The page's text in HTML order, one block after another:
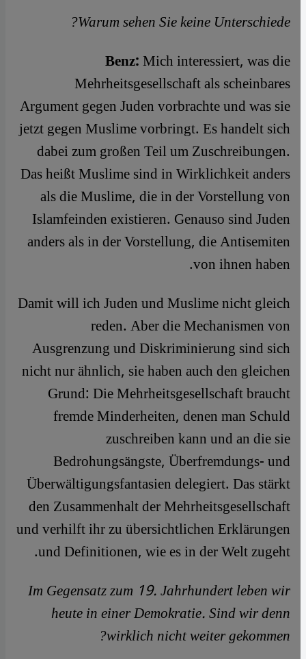
Warum sehen Sie keine Unterschiede?
Benz:Mich interessiert, was die
Mehrheitsgesellschaft als scheinbares
Argument gegen Juden vorbrachte und was sie
jetzt gegen Muslime vorbringt. Es handelt sich
dabei zum großen Teil um Zuschreibungen.
Das heißt Muslime sind in Wirklichkeit anders
als die Muslime, die in der Vorstellung von
Islamfeinden existieren. Genauso sind Juden
anders als in der Vorstellung, die Antisemiten
von ihnen haben.
Damit will ich Juden und Muslime nicht gleich
reden. Aber die Mechanismen von
Ausgrenzung und Diskriminierung sind sich
nicht nur ähnlich, sie haben auch den gleichen
Grund: Die Mehrheitsgesellschaft braucht
fremde Minderheiten, denen man Schuld
zuschreiben kann und an die sie
Bedrohungsängste, Überfremdungs- und
Überwältigungsfantasien delegiert. Das stärkt
den Zusammenhalt der Mehrheitsgesellschaft
und verhilft ihr zu übersichtlichen Erklärungen
und Definitionen, wie es in der Welt zugeht.
Im Gegensatz zum 19. Jahrhundert leben wir
heute in einer Demokratie. Sind wir denn
wirklich nicht weiter gekommen?